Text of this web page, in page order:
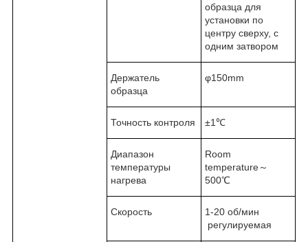
образца для
установки по
центру сверху, с
одним затвором
Держатель
образца
φ150mm
Точность контроля ±1℃
Диапазон
температуры
нагрева
Room
temperature～
500℃
Скорость
1-20 об/мин
регулируемая